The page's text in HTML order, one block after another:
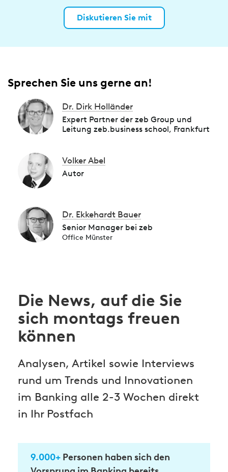
Diskutieren Sie mit
Sprechen Sie uns gerne an!
Dr. Dirk Holländer
Expert Partner der zeb Group und
Leitung zeb.business school, Frankfurt
Volker Abel
Autor
Dr. Ekkehardt Bauer
Senior Manager bei zeb
Office Münster
Die News, auf die Sie
sich montags freuen
können
Analysen, Artikel sowie Interviews
rund um Trends und Innovationen
im Banking alle 2-3 Wochen direkt
in Ihr Postfach
9.000+ Personen haben sich den